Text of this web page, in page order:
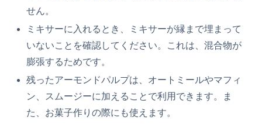
せん。
ミキサーに入れるとき、ミキサーが縁まで埋まって
いないことを確認してください。これは、混合物が
膨張するためです。
残ったアーモンドパルプは、オートミールやマフィ
ン、スムージーに加えることで利用できます。ま
た、お菓子作りの際にも使えます。